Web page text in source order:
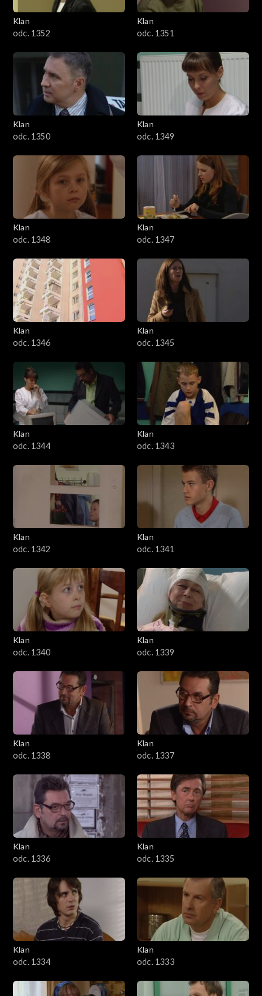
Klan
odc. 1352
Klan
odc. 1351
Klan
odc. 1350
Klan
odc. 1349
Klan
odc. 1348
Klan
odc. 1347
Klan
odc. 1346
Klan
odc. 1345
Klan
odc. 1344
Klan
odc. 1343
Klan
odc. 1342
Klan
odc. 1341
Klan
odc. 1340
Klan
odc. 1339
Klan
odc. 1338
Klan
odc. 1337
Klan
odc. 1336
Klan
odc. 1335
Klan
odc. 1334
Klan
odc. 1333